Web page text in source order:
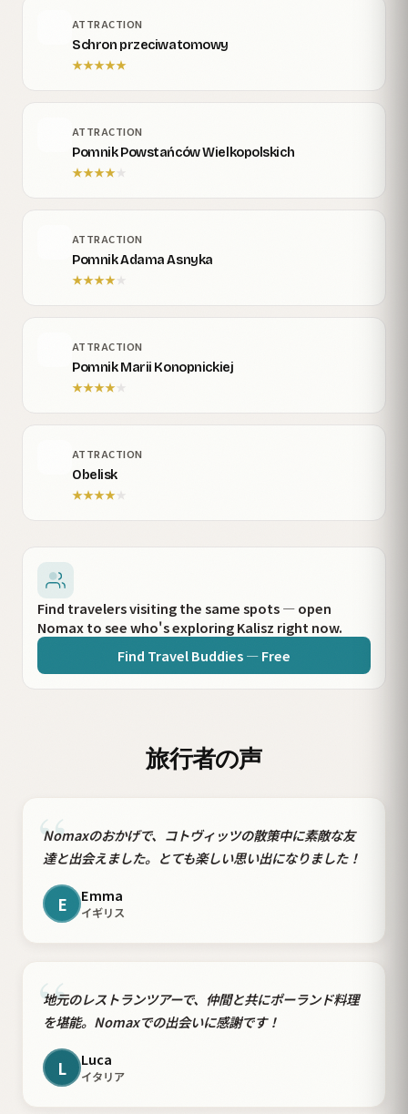
ATTRACTION
Schron przeciwatomowy
★★★★★
ATTRACTION
Pomnik Powstańców Wielkopolskich
★★★★ ★
ATTRACTION
Pomnik Adama Asnyka
★★★★★
ATTRACTION
Pomnik Marii Konopnickiej
★★★★★
ATTRACTION
Obelisk
★★★★★
Find travelers visiting the same spots — open
Nomax to see who's exploring Kalisz right now.
Find Travel Buddies — Free
旅行者の声
“
Nomaxのおかげで、コトヴィッツの散策中に素敵な友
達と出会えました。とても楽しい思い出になりました！
E Emma
イギリス
“
地元のレストランツアーで、仲間と共にポーランド料理
を堪能。Nomaxでの出会いに感謝です！
L Luca
イタリア